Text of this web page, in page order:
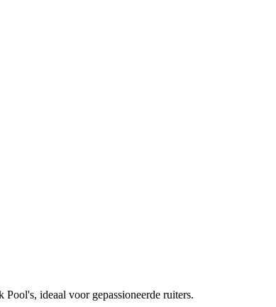
ideaal voor gepassioneerde ruiters.